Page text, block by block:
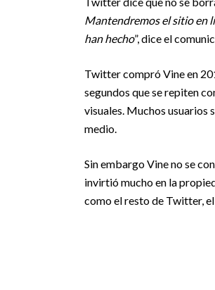
Mantendremos el sitio en
han hecho”, dice el
Twitter compró Vine en
segundos que se repiten
visuales. Muchos usuarios
medio.
Sin embargo Vine no se
invirtió mucho en la
como el resto de Twitter,